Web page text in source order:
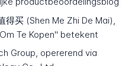
得买 (Shen Me Zhi De Mai),
Te Kopen" betekent
Group, opererend via